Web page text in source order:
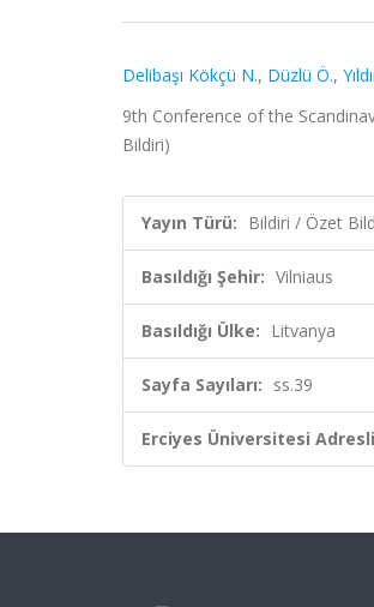
Delibaşı Kökçü N., Düzlü Ö.,
9th Conference of the
Bildiri)
Yayın Türü: Bildiri / Özet
Basıldığı Şehir: Vilniaus
Basıldığı Ülke: Litvanya
Sayfa Sayıları: ss.39
Erciyes Üniversitesi